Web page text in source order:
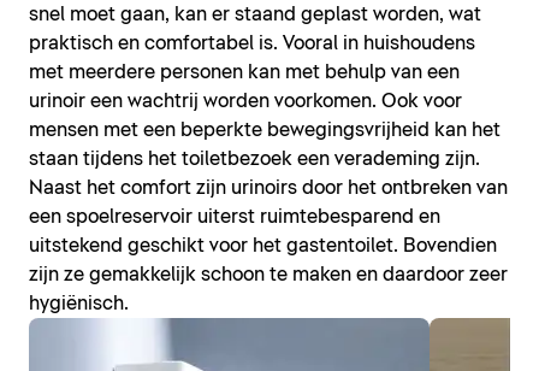
snel moet gaan, kan er staand geplast worden, wat
praktisch en comfortabel is. Vooral in huishoudens
met meerdere personen kan met behulp van een
urinoir een wachtrij worden voorkomen. Ook voor
mensen met een beperkte bewegingsvrijheid kan het
staan tijdens het toiletbezoek een verademing zijn.
Naast het comfort zijn urinoirs door het ontbreken van
een spoelreservoir uiterst ruimtebesparend en
uitstekend geschikt voor het gastentoilet. Bovendien
zijn ze gemakkelijk schoon te maken en daardoor zeer
hygiënisch.